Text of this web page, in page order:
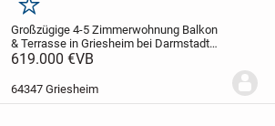
Merken
Großzügige 4-5 Zimmerwohnung Balkon
& Terrasse in Griesheim bei Darmstadt
von privat zu
angebotenen Objekt handelt es sich um
619.000 €VB
64347 Griesheim